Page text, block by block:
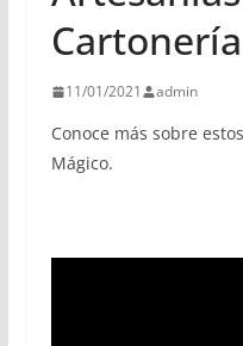
11/01/2021 admin
Conoce más sobre
Mágico.